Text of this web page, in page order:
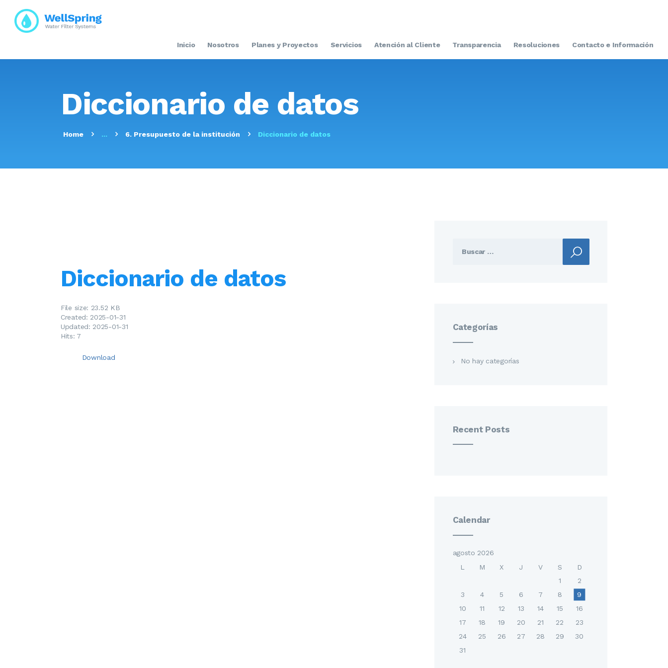
Inicio Nosotros Planes y Proyectos Servicios Atención al Cliente Transparencia Resoluciones Contacto e Información
Diccionario de datos
Home ... 6. Presupuesto de la institución Diccionario de datos
PLANES Y
SERVICIOS
ATENCIÓN AL
CLIENTE
Diccionario de datos
File size: 23.52 KB
Created: 2025-01-31
Updated: 2025-01-31
Hits: 7
Download
Categorías
No hay categorías
Recent Posts
Calendar
agosto 2026
L
M X J V S
D
1
2
3
4 5 6 7 8
9
10
11 12 13 14 15
16
17
18 19 20 21 22
23
24
25 26 27 28 29
30
31